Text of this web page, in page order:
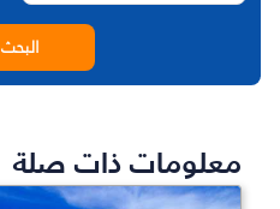
البحث
معلومات ذات صلة